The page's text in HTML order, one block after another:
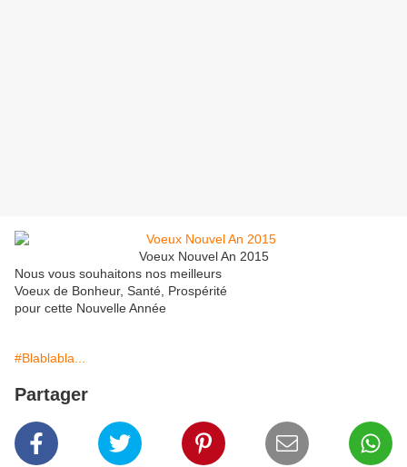
Voeux Nouvel An 2015
Nous vous souhaitons nos meilleurs
Voeux de Bonheur, Santé, Prospérité
pour cette Nouvelle Année
#Blablabla...
Partager